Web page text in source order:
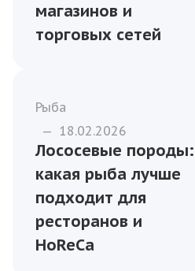
магазинов и
торговых сетей
Рыба
— 18.02.2026
Лососевые породы:
какая рыба лучше
подходит для
ресторанов и
HoReCa